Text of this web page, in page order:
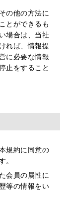
の他の方法に
とができるも
場合は、当社
れば、情報提
に必要な情報
止をすること
規約に同意の
。
会員の属性に
等の情報をい